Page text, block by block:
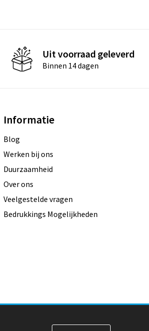
Uit voorraad geleverd
Binnen 14 dagen
Informatie
Blog
Werken bij ons
Duurzaamheid
Over ons
Veelgestelde vragen
Bedrukkings Mogelijkheden